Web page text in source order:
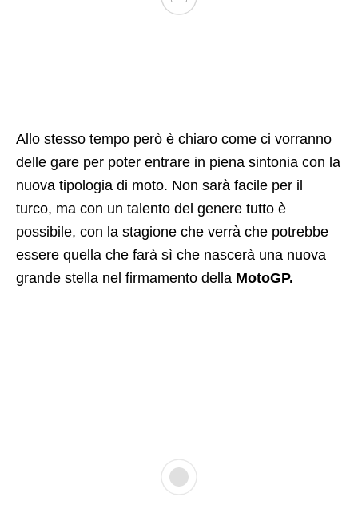
Allo stesso tempo però è chiaro come ci vorranno
delle gare per poter entrare in piena sintonia con la
nuova tipologia di moto. Non sarà facile per il
turco, ma con un talento del genere tutto è
possibile, con la stagione che verrà che potrebbe
essere quella che farà sì che nascerà una nuova
grande stella nel firmamento della MotoGP.